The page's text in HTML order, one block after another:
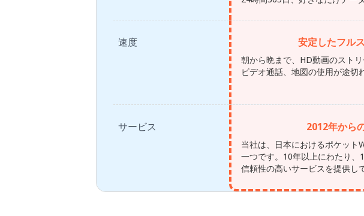
速度 安定したフル
朝から晩まで、HD動画のスト
ビデオ通話、地図の使用が途切
サービス 2012年から
当社は、日本におけるポケット
一つです。10年以上にわたり、
信頼性の高いサービスを提供し